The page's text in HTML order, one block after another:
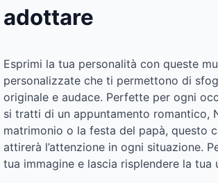
adottare
Esprimi la tua personalità con queste
personalizzate che ti permettono di
originale e audace. Perfette per ogni
si tratti di un appuntamento romantico,
matrimonio o la festa del papà, questo
attirerà l’attenzione in ogni situazione.
tua immagine e lascia risplendere la tua